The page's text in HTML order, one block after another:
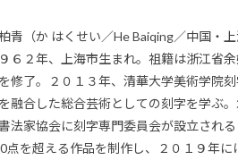
青（か はくせい／He Baiqing／中国・上
６２年、上海市生まれ。祖籍は浙江省
修了。２０１３年、清華大学美術学院
融合した総合芸術としての刻字を学ぶ
法家協会に刻字専門委員会が設立され
点を超える作品を制作し、２０１９年